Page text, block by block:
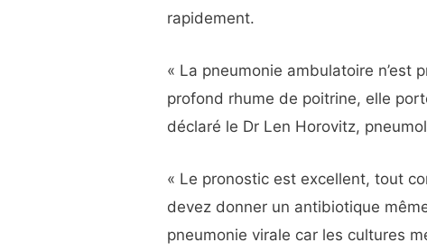
rapidement.
« La pneumonie ambulatoire n’est
profond rhume de poitrine, elle
déclaré le Dr Len Horovitz,
« Le pronostic est excellent, tout
devez donner un antibiotique
pneumonie virale car les cultures